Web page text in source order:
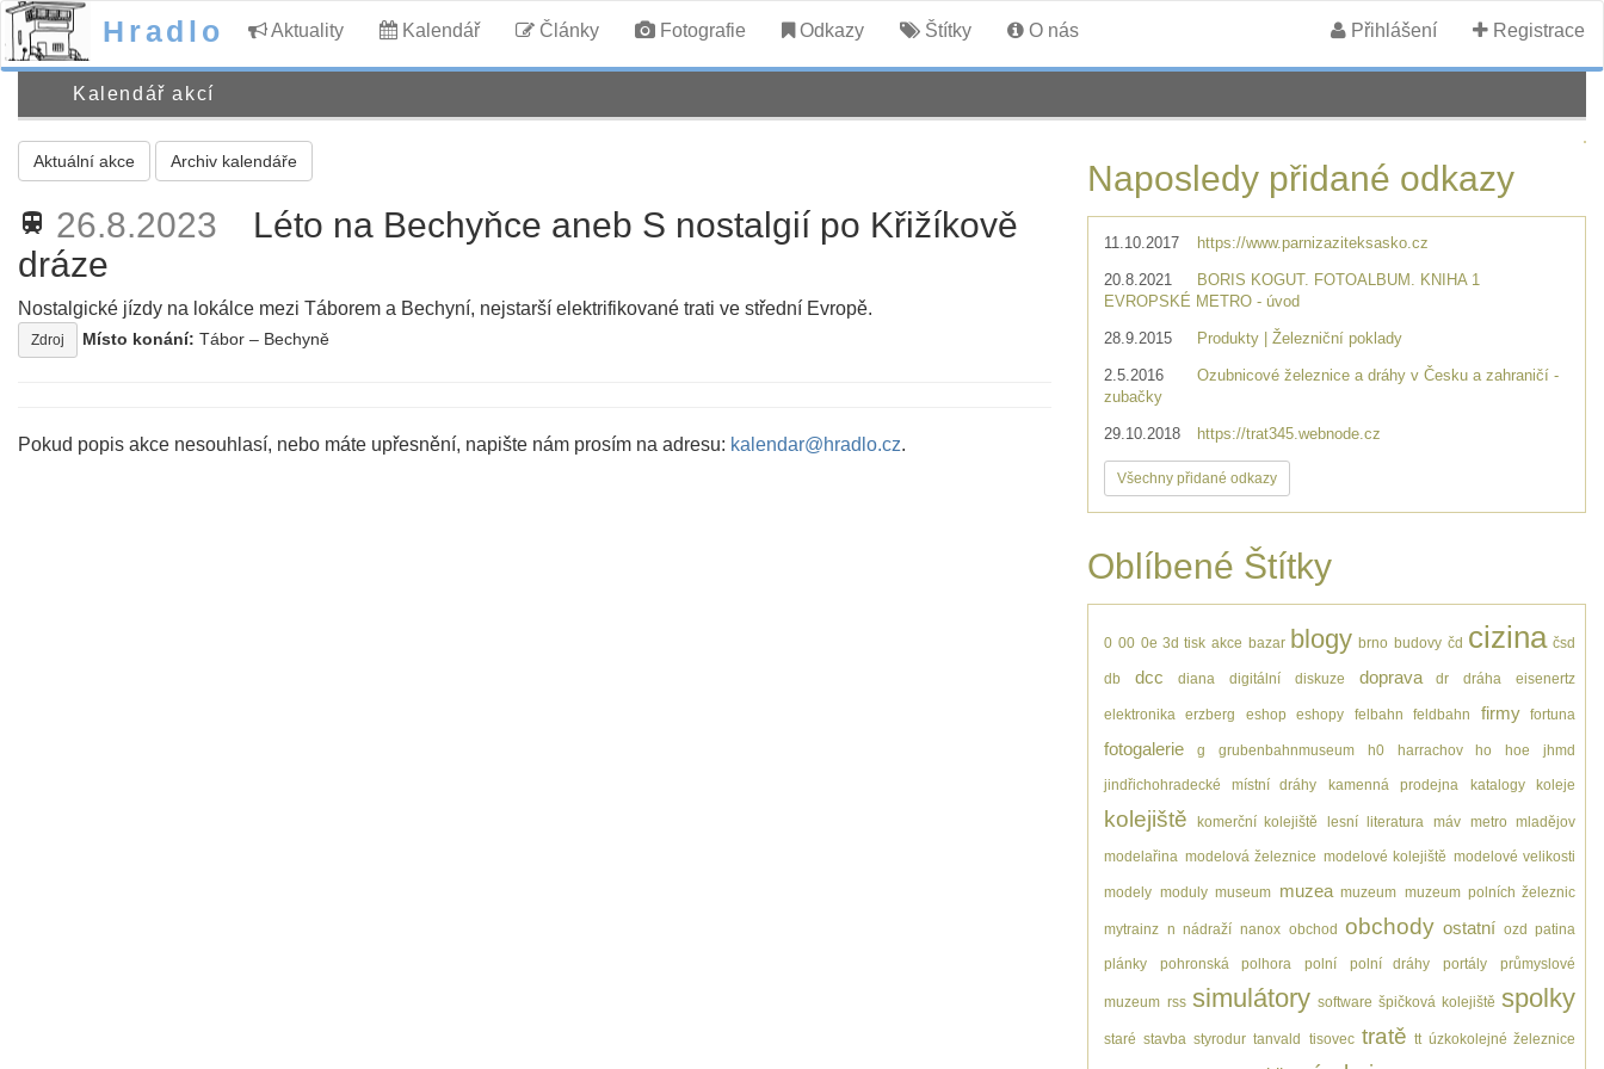
Hradlo Aktuality Kalendář Články Fotografie Odkazy Štítky O nás Přihlášení Registrace
Kalendář akcí
Aktuální akce Archiv kalendáře
train 26.8.2023
Léto na Bechyňce aneb S nostalgií po Křižíkově
dráze
Nostalgické jízdy na lokálce mezi Táborem a Bechyní, nejstarší elektrifikované trati ve střední Evropě.
Zdroj Místo konání: Tábor – Bechyně
Pokud popis akce nesouhlasí, nebo máte upřesnění, napište nám prosím na adresu: kalendar@hradlo.cz.
Naposledy přidané odkazy
11.10.2017 https://www.parnizaziteksasko.cz
20.8.2021
BORIS KOGUT. FOTOALBUM. KNIHA 1
EVROPSKÉ METRO - úvod
28.9.2015 Produkty | Železniční poklady
2.5.2016
Ozubnicové železnice a dráhy v Česku a zahraničí -
zubačky
29.10.2018 https://trat345.webnode.cz
Všechny přidané odkazy
Oblíbené Štítky
0 00 0e 3d tisk akce bazar blogy brno budovy čd cizina čsd
db dcc diana digitální diskuze doprava dr dráha eisenertz
elektronika erzberg eshop eshopy felbahn feldbahn firmy fortuna
fotogalerie g grubenbahnmuseum h0 harrachov ho hoe jhmd
jindřichohradecké místní dráhy kamenná prodejna katalogy koleje
kolejiště komerční kolejiště lesní literatura máv metro mladějov
modelařina modelová železnice modelové kolejiště modelové velikosti
modely moduly museum muzea muzeum muzeum polních železnic
mytrainz n nádraží nanox obchod obchody ostatní ozd patina
plánky pohronská polhora polní polní dráhy portály průmyslové
muzeum rss simulátory software špičková kolejiště spolky
staré stavba styrodur tanvald tisovec tratě tt úzkokolejné železnice